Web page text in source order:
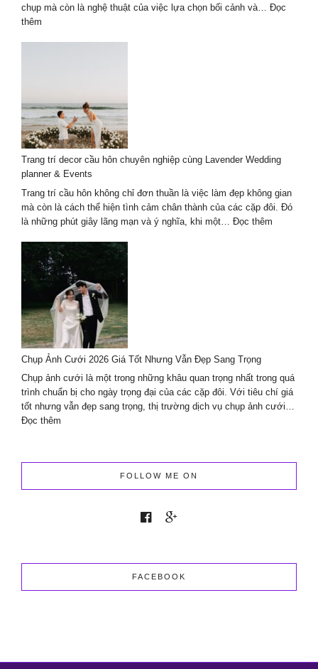
thuật
chụp mà còn là nghệ thuật của việc lựa chọn bối cảnh và… Đọc
thêm
cảnh:
Mẹo
chọn
background
và
ánh
sáng
Trang trí decor cầu hôn chuyên nghiệp cùng Lavender Wedding
planner & Events
Trang trí cầu hôn không chỉ đơn thuần là việc làm đẹp không gian
mà còn là cách thể hiện tình cảm chân thành của các cặp đôi. Đó
là những phút giây lãng mạn và ý nghĩa, khi một… Đọc thêm
planner
&
Events
Chụp Ảnh Cưới 2026 Giá Tốt Nhưng Vẫn Đẹp Sang Trọng
Chụp ảnh cưới là một trong những khâu quan trọng nhất trong quá
trình chuẩn bị cho ngày trọng đại của các cặp đôi. Với tiêu chí giá
tốt nhưng vẫn đẹp sang trọng, thị trường dịch vụ chụp ảnh cưới…
Đọc thêm
Cưới
Giá
Sang
FOLLOW ME ON
FACEBOOK